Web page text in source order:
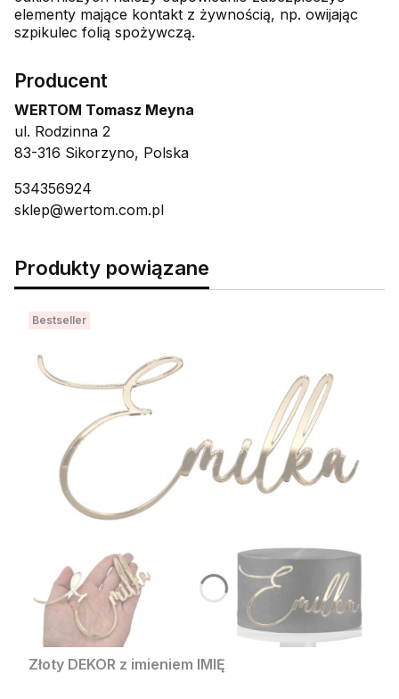
elementy mające kontakt z żywnością, np. owijając
szpikulec folią spożywczą.
Producent
WERTOM Tomasz Meyna
ul. Rodzinna 2
83-316 Sikorzyno, Polska
534356924
sklep@wertom.com.pl
Produkty powiązane
Bestseller
Złoty DEKOR z imieniem IMIĘ